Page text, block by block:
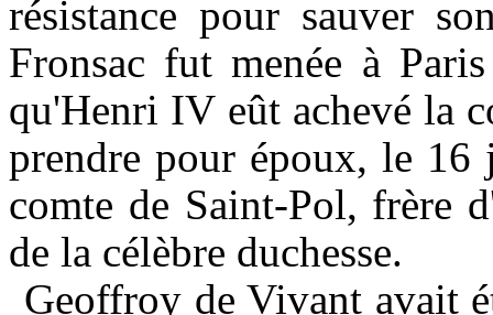
résistance pour sauver
Fronsac fut menée à
qu'Henri IV eût achevé la
prendre pour époux, le 16
comte de Saint-Pol, frère
de la célèbre duchesse.
Geoffroy de Vivant avait